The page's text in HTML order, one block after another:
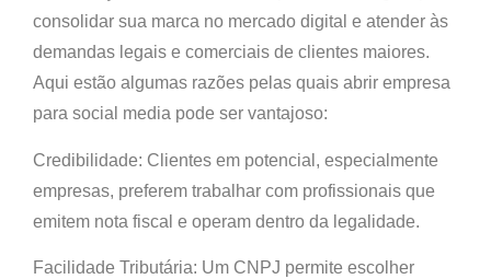
consolidar sua marca no mercado digital e atender às
demandas legais e comerciais de clientes maiores.
Aqui estão algumas razões pelas quais abrir empresa
para social media pode ser vantajoso:
Credibilidade: Clientes em potencial, especialmente
empresas, preferem trabalhar com profissionais que
emitem nota fiscal e operam dentro da legalidade.
Facilidade Tributária: Um CNPJ permite escolher